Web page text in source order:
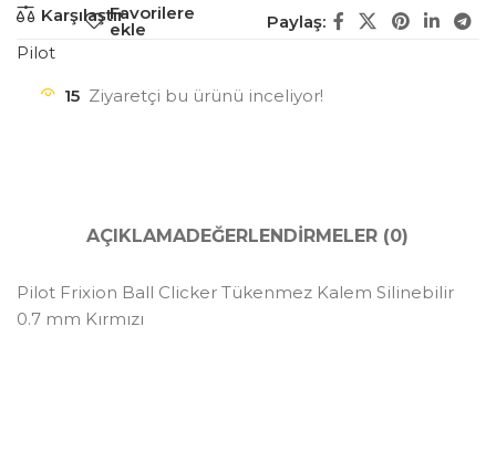
KarşılaştırFavorilere
ekle
Paylaş:
Pilot
15 Ziyaretçi bu ürünü inceliyor!
AÇIKLAMADEĞERLENDIRMELER (0)
Pilot Frixion Ball Clicker Tükenmez Kalem Silinebilir
0.7 mm Kırmızı